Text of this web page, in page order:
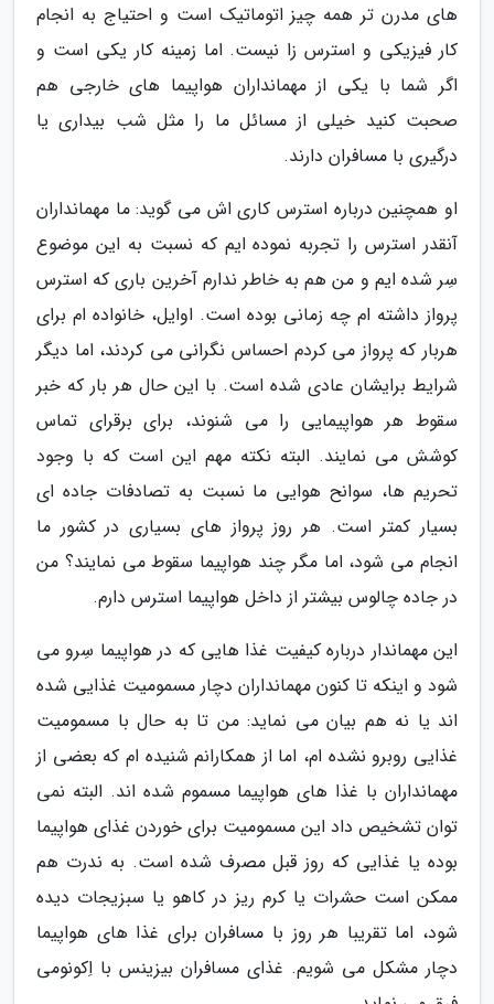
های مدرن تر همه چیز اتوماتیک است و احتیاج به انجام
کار فیزیکی و استرس زا نیست. اما زمینه کار یکی است و
اگر شما با یکی از مهمانداران هواپیما های خارجی هم
صحبت کنید خیلی از مسائل ما را مثل شب بیداری یا
درگیری با مسافران دارند.
او همچنین درباره استرس کاری اش می گوید: ما مهمانداران
آنقدر استرس را تجربه نموده ایم که نسبت به این موضوع
سِر شده ایم و من هم به خاطر ندارم آخرین باری که استرس
پرواز داشته ام چه زمانی بوده است. اوایل، خانواده ام برای
هربار که پرواز می کردم احساس نگرانی می کردند، اما دیگر
شرایط برایشان عادی شده است. با این حال هر بار که خبر
سقوط هر هواپیمایی را می شنوند، برای برقرای تماس
کوشش می نمایند. البته نکته مهم این است که با وجود
تحریم ها، سوانح هوایی ما نسبت به تصادفات جاده ای
بسیار کمتر است. هر روز پرواز های بسیاری در کشور ما
انجام می شود، اما مگر چند هواپیما سقوط می نمایند؟ من
در جاده چالوس بیشتر از داخل هواپیما استرس دارم.
این مهماندار درباره کیفیت غذا هایی که در هواپیما سِرو می
شود و اینکه تا کنون مهمانداران دچار مسمومیت غذایی شده
اند یا نه هم بیان می نماید: من تا به حال با مسمومیت
غذایی روبرو نشده ام، اما از همکارانم شنیده ام که بعضی از
مهمانداران با غذا های هواپیما مسموم شده اند. البته نمی
توان تشخیص داد این مسمومیت برای خوردن غذای هواپیما
بوده یا غذایی که روز قبل مصرف شده است. به ندرت هم
ممکن است حشرات یا کرم ریز در کاهو یا سبزیجات دیده
شود، اما تقریبا هر روز با مسافران برای غذا های هواپیما
دچار مشکل می شویم. غذای مسافران بیزینس با اِکونومی